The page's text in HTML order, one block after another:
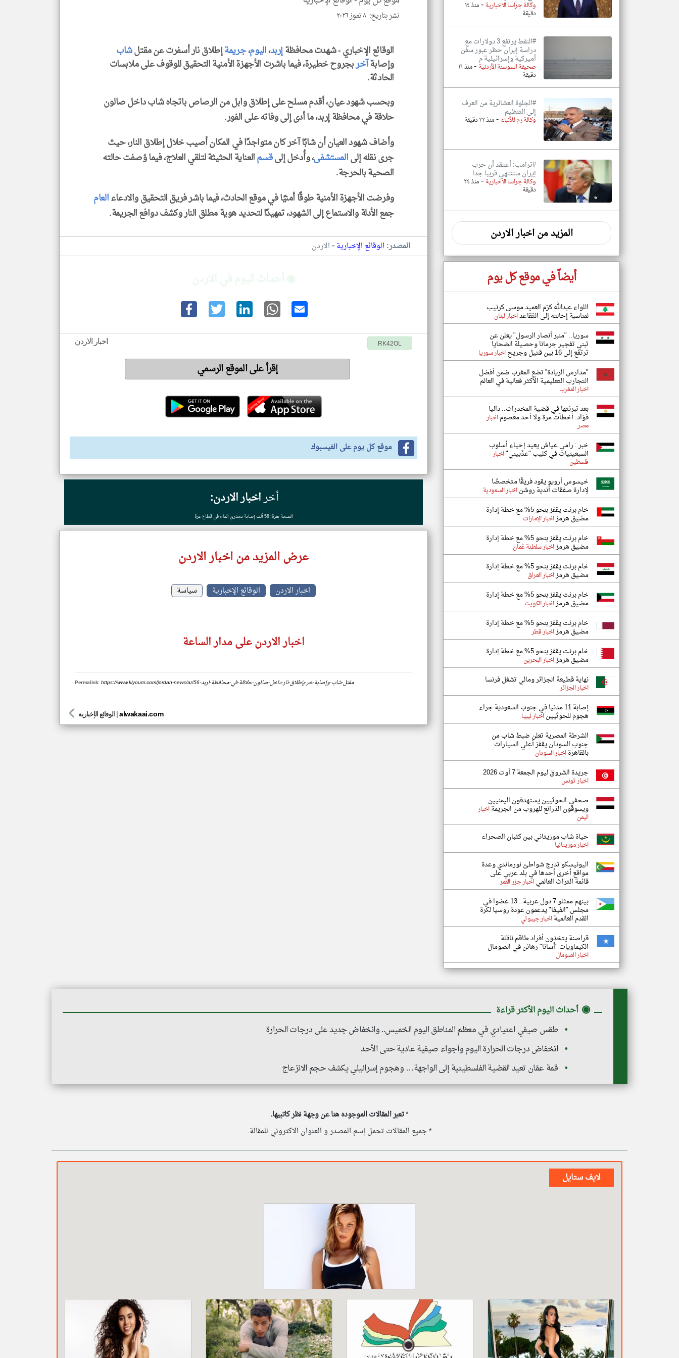
نشر بتاريخ: ٨ تموز ٢٠٢٦
الوقائع الإخباري - شهدت محافظةإربد،اليوم،جريمةإطلاق نار أسفرت عن مقتلشاب
وإصابةآخربجروح خطيرة، فيما باشرت الأجهزة الأمنية التحقيق للوقوف على ملابسات
الحادثة.
وبحسب شهود عيان، أقدم مسلح على إطلاق وابل من الرصاص باتجاه شاب داخل صالون
حلاقة في محافظة إربد، ما أدى إلى وفاته على الفور.
وأضاف شهود العيان أن شابًا آخر كان متواجدًا في المكان أصيب خلال إطلاق النار، حيث
جرى نقله إلىالمستشفى، وأُدخل إلىقسمالعناية الحثيثة لتلقي العلاج، فيما وُصفت حالته
الصحية بالحرجة.
وفرضت الأجهزة الأمنية طوقًا أمنيًا في موقع الحادث، فيما باشر فريق التحقيق والادعاءالعام
جمع الأدلة والاستماع إلى الشهود، تمهيدًا لتحديد هوية مطلق النار وكشف دوافع الجريمة.
المصدر: الوقائع الإخبارية-الاردن
اخبار الاردن RK42OL
إقرأ على الموقع الرسمي
موقع كل يوم على الفيسبوك
أخراخبار الاردن:
الصحة بغزة: 58 ألف إصابة بجدري الماء في قطاع غزة
عرض المزيد من اخبار الاردن
اخبار الاردن الوقائع الإخبارية سياسة
اخبار الاردن على مدار الساعة
Permalink: https://www.klyoum.com/jordan-news/ar/56-مقتل-شاب-وإصابة-خر-بإطلاق-نار-داخل-صالون-حلاقة-في-محافظة-اربد
الوقائع الإخبارية |alwakaai.com
وكالة جراسا الاخبارية - منذ ١٤
دقيقة
#النفط يرتفع 3 دولارات مع
دراسة إيران حظر عبور سفن
أميركية وإسرائيلية م
صحيفة السوسنة الأردنية - منذ ١٦
دقيقة
#الجلوة العشائرية من العرف
إلى التنظيم
وكالة رم للأنباء -منذ ٢٢ دقيقة
#ترامب: أعتقد أن حرب
إيران ستنتهي قريبا جدا
وكالة جراسا الاخبارية - منذ ٢٤
دقيقة
المزيد من اخبار الاردن
أيضاً في موقع كل يوم
اللواء عبدالله كرّم العميد موسى كرنيب
لمناسبة إحالته إلى التّقاعداخبار لبنان
سوريا.. "منبر أنصار الرسول" يعلن عن
تبني تفجير جرمانا وحصيلة الضحايا
ترتفع إلى 16 بين قتيل وجريح اخبار سوريا
"مدارس الريادة” تضع المغرب ضمن أفضل
التجارب التعليمية الأكثر فعالية في العالم
اخبار المغرب
بعد تبرئتها في قضية المخدرات.. داليا
فؤاد: أخطأت مرة ولا أحد معصوماخبار
مصر
خبر : رامي عياش يعيد إحياء أسلوب
السبعينيات في كليب "عذّبيني"اخبار
فلسطين
خيسوس أرويو يقود فريقًا متخصصًا
لإدارة صفقات أندية روشناخبار السعودية
خام برنت يقفز بنحو 5% مع خطة إدارة
مضيق هرمزاخبار الإمارات
خام برنت يقفز بنحو 5% مع خطة إدارة
مضيق هرمزاخبار سلطنة عُمان
خام برنت يقفز بنحو 5% مع خطة إدارة
مضيق هرمزاخبار العراق
خام برنت يقفز بنحو 5% مع خطة إدارة
مضيق هرمزاخبار الكويت
خام برنت يقفز بنحو 5% مع خطة إدارة
مضيق هرمزاخبار قطر
خام برنت يقفز بنحو 5% مع خطة إدارة
مضيق هرمزاخبار البحرين
نهاية قطيعة الجزائر ومالي تشغل فرنسا
اخبار الجزائر
إصابة 11 مدنيا في جنوب السعودية جراء
هجوم للحوثييناخبار ليبيا
الشرطة المصرية تعلن ضبط شاب من
جنوب السودان يقفز أعلي السيارات
بالقاهرةاخبار السودان
جريدة الشروق ليوم الجمعة 7 أوت 2026
اخبار تونس
صحفي:الحوثيين يستهدفون اليمنيين
ويسوقون الذرائع للهروب من الجريمةاخبار
اليمن
حياة شاب موريتاني بين كثبان الصحراء
اخبار موريتانيا
اليونيسكو تدرج شواطئ نورماندي وعدة
مواقع أخرى أحدها في بلد عربي على
قائمة التراث العالمياخبار جزر القمر
بينهم ممثلو 7 دول عربية.. 13 عضوا في
مجلس "الفيفا" يدعمون عودة روسيا لكرة
القدم العالميةاخبار جيبوتي
قراصنة يتخذون أفراد طاقم ناقلة
الكيماويات "أسانا" رهائن في الصومال
اخبار الصومال
◉ أحداث اليوم الأكثر قراءة
طقس صيفي اعتيادي في معظم المناطق اليوم الخميس.. وانخفاض جديد على درجات الحرارة
انخفاض درجات الحرارة اليوم وأجواء صيفية عادية حتى الأحد
قمة عمّان تعيد القضية الفلسطينية إلى الواجهة… وهجوم إسرائيلي يكشف حجم الانزعاج
*تعبر المقالات الموجوده هنا عن وجهة نظر كاتبيها.
* جميع المقالات تحمل إسم المصدر و العنوان الاكتروني للمقالة.
لايف ستايل